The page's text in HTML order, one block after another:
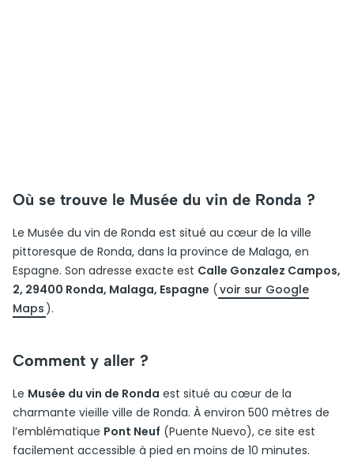
Où se trouve le Musée du vin de Ronda ?
Le Musée du vin de Ronda est situé au cœur de la ville
pittoresque de Ronda, dans la province de Malaga, en
Espagne. Son adresse exacte est Calle Gonzalez Campos,
2, 29400 Ronda, Malaga, Espagne (voir sur Google
Maps ).
Comment y aller ?
Le Musée du vin de Ronda est situé au cœur de la
charmante vieille ville de Ronda. À environ 500 mètres de
l’emblématique Pont Neuf (Puente Nuevo), ce site est
facilement accessible à pied en moins de 10 minutes.